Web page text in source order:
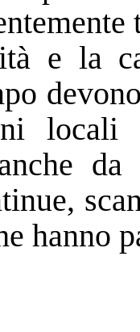
e la
locali
hanno